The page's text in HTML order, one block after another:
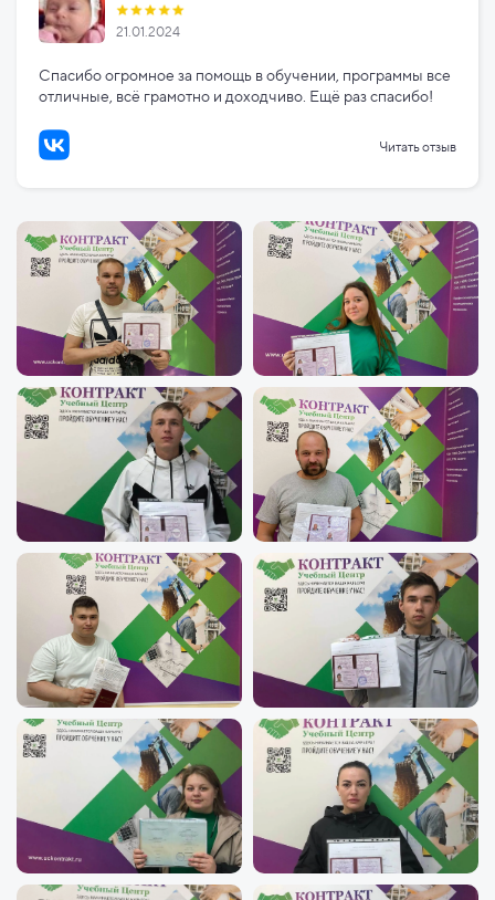
21.01.2024
Спасибо огромное за помощь в обучении, программы все
отличные, всё грамотно и доходчиво. Ещё раз спасибо!
Читать отзыв